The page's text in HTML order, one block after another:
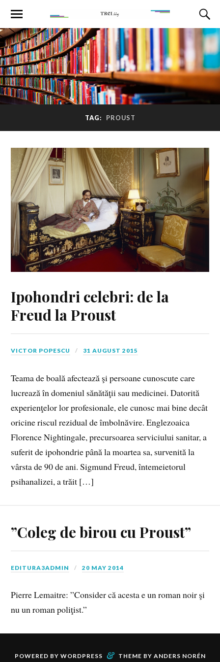
TAG: PROUST
Ipohondri celebri: de la
Freud la Proust
VICTOR POPESCU 31 AUGUST 2015
Teama de boală afectează şi persoane cunoscute care
lucrează în domeniul sănătăţii sau medicinei. Datorită
experienţelor lor profesionale, ele cunosc mai bine decât
oricine riscul rezidual de îmbolnăvire. Englezoaica
Florence Nightingale, precursoarea serviciului sanitar, a
suferit de ipohondrie până la moartea sa, survenită la
vârsta de 90 de ani. Sigmund Freud, întemeietorul
psihanalizei, a trăit […]
”Coleg de birou cu Proust”
EDITURA3ADMIN 20 MAY 2014
Pierre Lemaitre: ”Consider că acesta e un roman noir şi
nu un roman poliţist.”
POWERED BY WORDPRESS & THEME BY ANDERS NORÉN